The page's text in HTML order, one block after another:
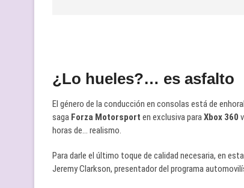
¿Lo hueles?… es asfalto
El género de la conducción en consolas está de
saga Forza Motorsport en exclusiva paraXbox 360
horas de… realismo.
Para darle el último toque de calidad necesaria, en
Jeremy Clarkson, presentador del programa